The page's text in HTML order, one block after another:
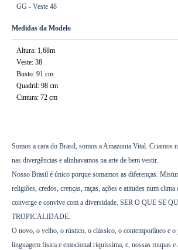
GG - Veste 48
Medidas da Modelo
Altura: 1,68m
Veste: 38
Busto: 91 cm
Quadril: 98 cm
Cintura: 72 cm
Somos a cara do Brasil, somos a Amazonia Vital. Criamos
nas divergências e alinhavamos na arte de bem vestir.
Nosso Brasil é único porque somamos as diferenças.
religiões, credos, crenças, raças, ações e atitudes num clima
converge e convive com a diversidade. SER O QUE SE
TROPICALIDADE.
O novo, o velho, o rústico, o clássico, o contemporâneo e
linguagem física e emocional riquíssima, e, nossas roupas